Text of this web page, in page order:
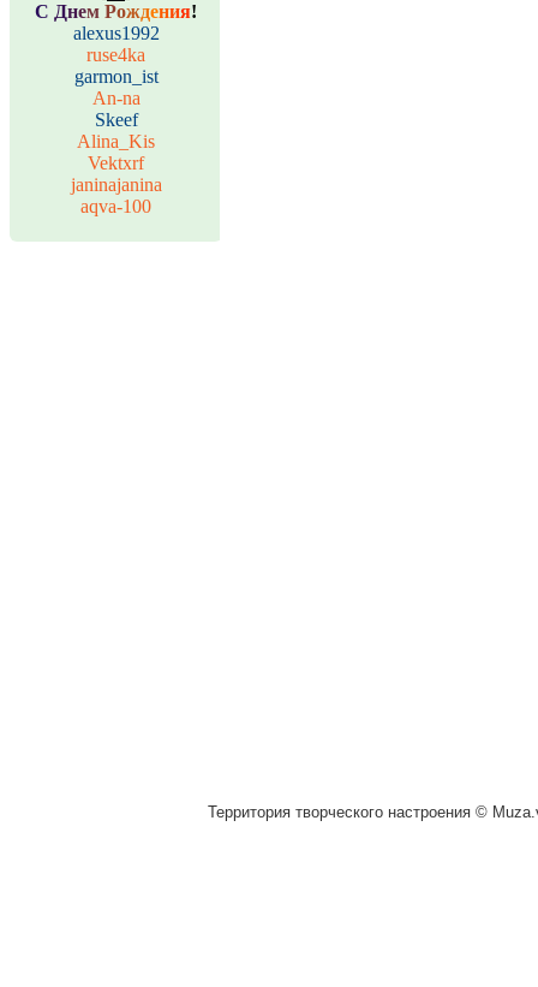
С Днем Рождения!
alexus1992
ruse4ka
garmon_ist
An-na
Skeef
Alina_Kis
Vektxrf
janinajanina
aqva-100
Территория творческого настроения ©